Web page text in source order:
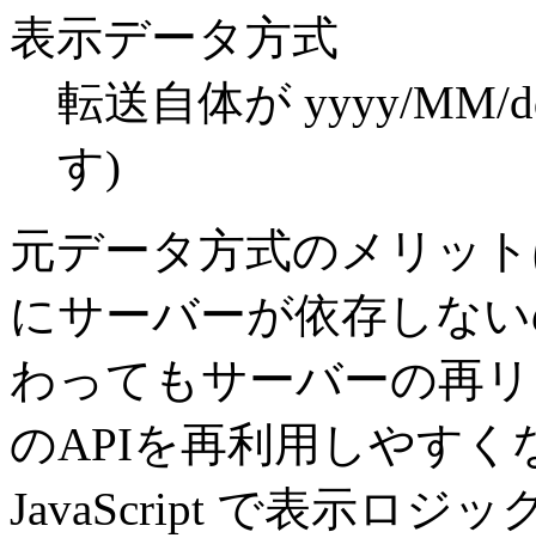
表示データ方式
転送自体が yyyy/MM/
す)
元データ方式のメリッ
にサーバーが依存しな
わってもサーバーの再
のAPIを再利用しやすく
JavaScript で表示ロジ